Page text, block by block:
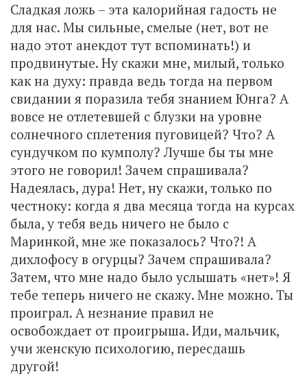
Сладкая ложь – эта калорийная гадость не
для нас. Мы сильные, смелые (нет, вот не
надо этот анекдот тут вспоминать!) и
продвинутые. Ну скажи мне, милый, только
как на духу: правда ведь тогда на первом
свидании я поразила тебя знанием Юнга? А
вовсе не отлетевшей с блузки на уровне
солнечного сплетения пуговицей? Что? А
сундучком по кумполу? Лучше бы ты мне
этого не говорил! Зачем спрашивала?
Надеялась, дура! Нет, ну скажи, только по
честноку: когда я два месяца тогда на курсах
была, у тебя ведь ничего не было с
Маринкой, мне же показалось? Что?! А
дихлофосу в огурцы? Зачем спрашивала?
Затем, что мне надо было услышать «нет»! Я
тебе теперь ничего не скажу. Мне можно. Ты
проиграл. А незнание правил не
освобождает от проигрыша. Иди, мальчик,
учи женскую психологию, пересдашь
другой!